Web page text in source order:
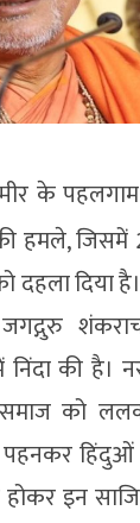
के
जिसमें
दहला दिया
की है।
को
हिंदुओं
इन